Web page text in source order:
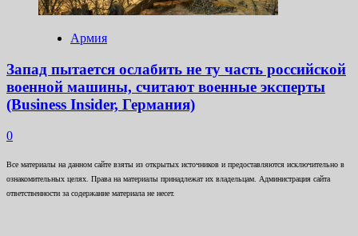
Армия
Запад пытается ослабить не ту часть российской
военной машины, считают военные эксперты
(Business Insider, Германия)
0
Все материалы на данном сайте взяты из открытых источников и предоставляются исключительно в
ознакомительных целях. Права на материалы принадлежат их владельцам. Администрация сайта
ответственности за содержание материала не несет.